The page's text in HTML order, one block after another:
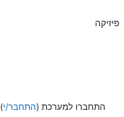
פיזיקה
התחברו למערכת (התחבר/י)